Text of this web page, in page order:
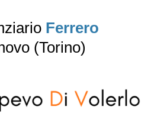
Ferrero
(Torino)